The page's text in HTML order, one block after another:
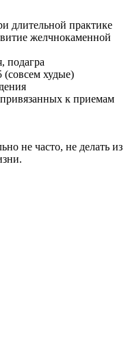
длительной практике
желчнокаменной
подагра
(совсем худые)
к приемам
не часто, не делать из